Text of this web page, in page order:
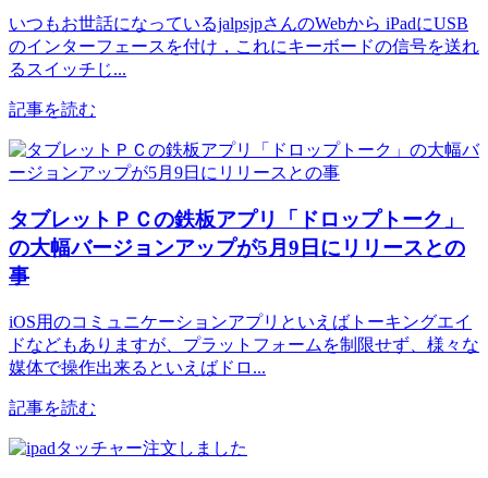
いつもお世話になっているjalpsjpさんのWebから iPadにUSB
のインターフェースを付け，これにキーボードの信号を送れ
るスイッチじ...
記事を読む
タブレットＰＣの鉄板アプリ「ドロップトーク」
の大幅バージョンアップが5月9日にリリースとの
事
iOS用のコミュニケーションアプリといえばトーキングエイ
ドなどもありますが、プラットフォームを制限せず、様々な
媒体で操作出来るといえばドロ...
記事を読む